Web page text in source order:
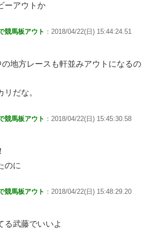
ーアウトか
競馬板アウト ：2018/04/22(日) 15:44:24.51
地方レースも軒並みアウトになるの
だな。
競馬板アウト ：2018/04/22(日) 15:45:30.58
のに
競馬板アウト ：2018/04/22(日) 15:48:29.20
る武藤でいいよ